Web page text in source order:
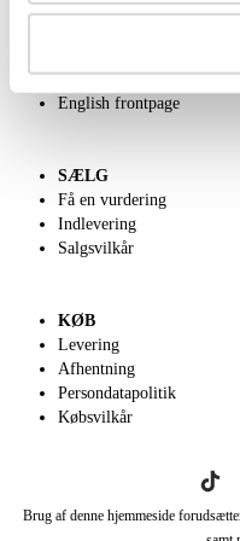
OM OS
Velgørenhed
English frontpage
SÆLG
Få en vurdering
Indlevering
Salgsvilkår
KØB
Levering
Afhentning
Persondatapolitik
Købsvilkår
Brug af denne hjemmeside